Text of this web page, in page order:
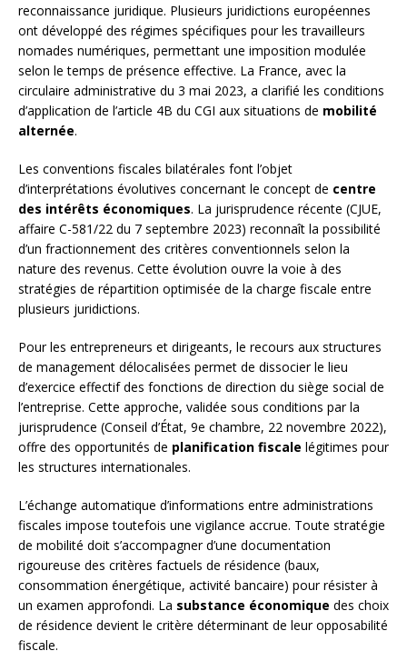
reconnaissance juridique. Plusieurs juridictions européennes
ont développé des régimes spécifiques pour les travailleurs
nomades numériques, permettant une imposition modulée
selon le temps de présence effective. La France, avec la
circulaire administrative du 3 mai 2023, a clarifié les conditions
d’application de l’article 4B du CGI aux situations de mobilité
alternée.
Les conventions fiscales bilatérales font l’objet
d’interprétations évolutives concernant le concept de centre
des intérêts économiques. La jurisprudence récente (CJUE,
affaire C-581/22 du 7 septembre 2023) reconnaît la possibilité
d’un fractionnement des critères conventionnels selon la
nature des revenus. Cette évolution ouvre la voie à des
stratégies de répartition optimisée de la charge fiscale entre
plusieurs juridictions.
Pour les entrepreneurs et dirigeants, le recours aux structures
de management délocalisées permet de dissocier le lieu
d’exercice effectif des fonctions de direction du siège social de
l’entreprise. Cette approche, validée sous conditions par la
jurisprudence (Conseil d’État, 9e chambre, 22 novembre 2022),
offre des opportunités de planification fiscale légitimes pour
les structures internationales.
L’échange automatique d’informations entre administrations
fiscales impose toutefois une vigilance accrue. Toute stratégie
de mobilité doit s’accompagner d’une documentation
rigoureuse des critères factuels de résidence (baux,
consommation énergétique, activité bancaire) pour résister à
un examen approfondi. La substance économique des choix
de résidence devient le critère déterminant de leur opposabilité
fiscale.